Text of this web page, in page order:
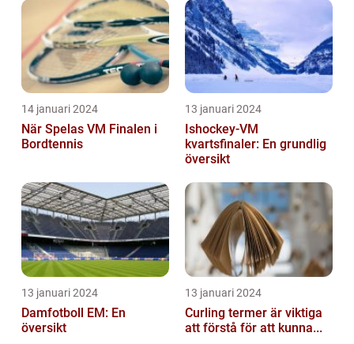
14 januari 2024
När Spelas VM Finalen i
Bordtennis
13 januari 2024
Ishockey-VM
kvartsfinaler: En grundlig
översikt
13 januari 2024
Damfotboll EM: En
översikt
13 januari 2024
Curling termer är viktiga
att förstå för att kunna...